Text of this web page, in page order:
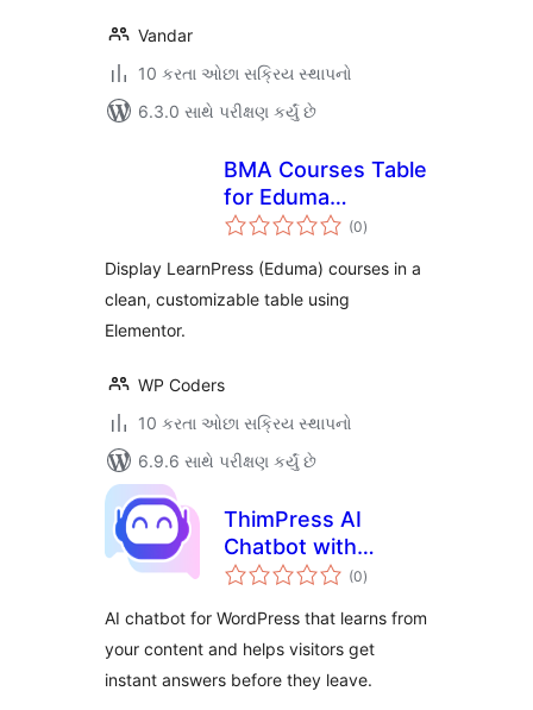
Vandar
10 કરતા ઓછા સક્રિય સ્થાપનો
6.3.0 સાથે પરીક્ષણ કર્યું છે
BMA Courses Table
for Eduma
(Elementor) (0કુલ
રેટિંગ્સ
)
Display LearnPress (Eduma) courses in a
clean, customizable table using
Elementor.
WP Coders
10 કરતા ઓછા સક્રિય સ્થાપનો
6.9.6 સાથે પરીક્ષણ કર્યું છે
ThimPress AI
Chatbot with
Chatboz
(0કુલ
રેટિંગ્સ
)
AI chatbot for WordPress that learns from
your content and helps visitors get
instant answers before they leave.